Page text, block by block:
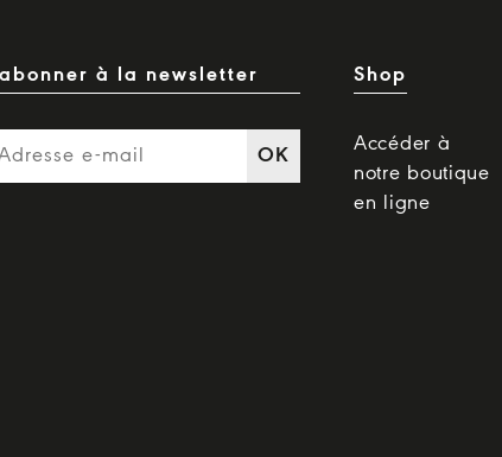
à la newsletter
OK
Shop
Accéder à
notre boutique
en ligne